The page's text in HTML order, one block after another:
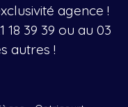
agence !
18 39 39 ou au 03
autres !